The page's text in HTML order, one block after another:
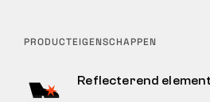
PRODUCTEIGENSCHAPPEN
Reflecterend